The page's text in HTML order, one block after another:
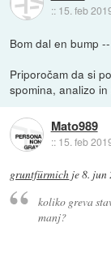
:: 15. feb
Bom dal en bump
Priporočam da si
spomina, analizo
Mato989
:: 15. feb
gruntfürmich je8. jun
koliko greva
manj?